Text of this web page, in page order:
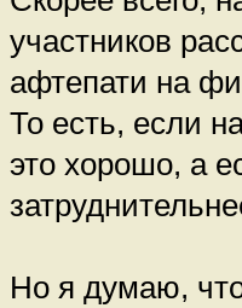
участников
афтепати на
То есть, если
это хорошо, а
Но я думаю,